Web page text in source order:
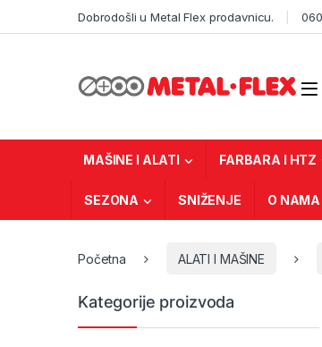
Dobrodošli u Metal Flex prodavnicu.
MAŠINE I ALATI FARBARA I HTZ
SEZONA SNIŽENJE O NAMA
Početna ALATI I MAŠINE
Kategorije proizvoda